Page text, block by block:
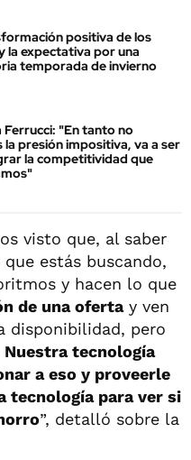
positiva de los
la expectativa por una
temporada de invierno
Ferrucci: "En tanto no
la presión impositiva, va a ser
la competitividad que
visto que, al saber
estás buscando,
y hacen lo que
de una ofertay ven
disponibilidad, pero
Nuestra tecnología
a eso y proveerle
tecnología para ver si
”, detalló sobre la